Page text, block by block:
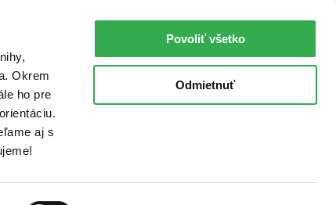
Okrem
ho pre
aj s
Povoliť všetko
Odmietnuť